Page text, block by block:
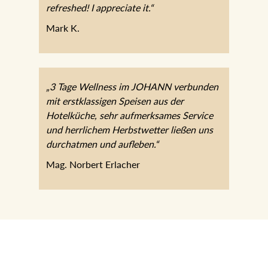
refreshed! I appreciate it.“
Mark K.
„3 Tage Wellness im JOHANN verbunden
mit erstklassigen Speisen aus der
Hotelküche, sehr aufmerksames Service
und herrlichem Herbstwetter ließen uns
durchatmen und aufleben.“
Mag. Norbert Erlacher